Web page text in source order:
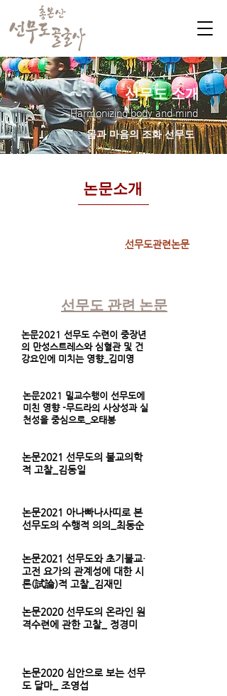
선무도 소개
Harmonizing body and mind
몸과 마음의 조화 선무도
​논문소개
​선무도관련논문
선무도 관련 논문
논문2021 선무도 수련이 중장년
의 만성스트레스와 심혈관 및 건
강요인에 미치는 영향_김미영
논문2021 밀교수행이 선무도에
미친 영향 -무드라의 사상성과 실
천성을 중심으로_오태봉
논문2021 선무도의 불교의학
적 고찰_김동일
논문2021 아나빠나사띠로 본
선무도의 수행적 의의_최동순
논문2021 선무도와 초기불교·
고전 요가의 관계성에 대한 시
론(試論)적 고찰_김재민
논문2020 선무도의 온라인 원
격수련에 관한 고찰_ 정경미
논문2020 심안으로 보는 선무
도 달마_ 조영섭